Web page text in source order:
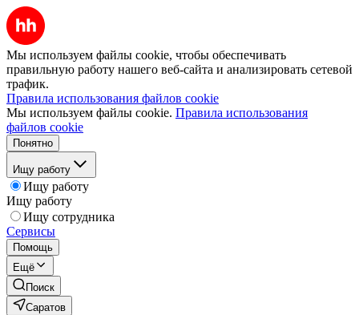
Мы используем файлы cookie, чтобы обеспечивать
правильную работу нашего веб-сайта и анализировать сетевой
трафик.
Правила использования файлов cookie
Мы используем файлы cookie. Правила использования
файлов cookie
Понятно
Ищу работу
Ищу работу
Ищу работу
Ищу сотрудника
Сервисы
Помощь
Ещё
Поиск
Саратов